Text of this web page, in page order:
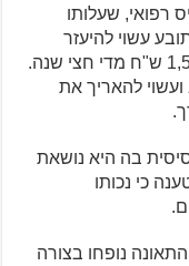
רפואי, שעלותו
עשוי להיעזר
בזריקות סינוויסק 1 לברך בעלות של 1,500 ש"ח מדי חצי שנה.
להאריך את
בה היא נושאת
כי נכותו
נופחו בצורה